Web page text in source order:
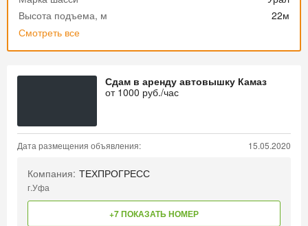
Высота подъема, м
22м
Смотреть все
Сдам в аренду автовышку Камаз
от 1000 руб./час
Дата размещения объявления: 15.05.2020
Компания: ТЕХПРОГРЕСС
г.Уфа
+7 ПОКАЗАТЬ НОМЕР